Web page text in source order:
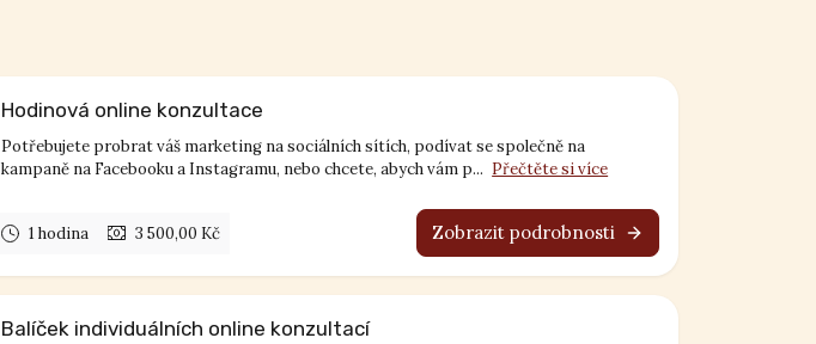
Hodinová online konzultace
Potřebujete probrat váš marketing na sociálních sítích, podívat se společně na
kampaně na Facebooku a Instagramu, nebo chcete, abych vám p... Přečtěte si více
1 hodina 3 500,00 Kč Zobrazit podrobnosti
Balíček individuálních online konzultací